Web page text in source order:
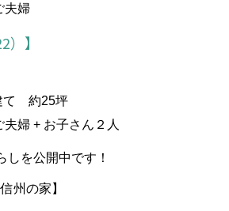
夫婦
】
て 約25坪
婦 + お子さん２人
しを公開中です！
州の家】